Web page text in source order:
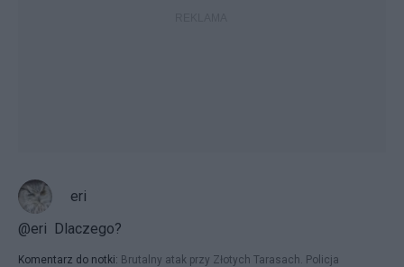
eri
@eri Dlaczego?
Komentarz do notki: Brutalny atak przy Złotych Tarasach. Policja